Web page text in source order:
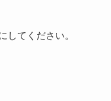
？